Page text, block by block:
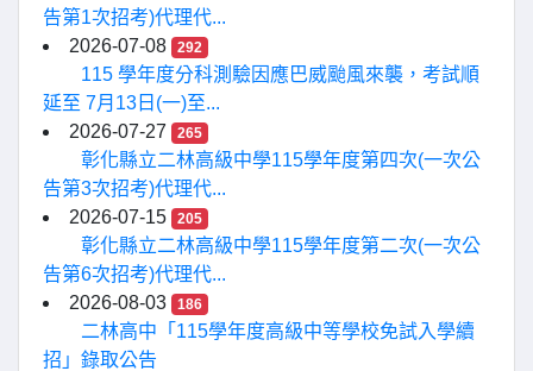
告第1次招考)代理代...
2026-07-08
292
115 學年度分科測驗因應巴威颱風來襲，考試順
延至 7月13日(一)至...
2026-07-27
265
彰化縣立二林高級中學115學年度第四次(一次公
告第3次招考)代理代...
2026-07-15
205
彰化縣立二林高級中學115學年度第二次(一次公
告第6次招考)代理代...
2026-08-03
186
二林高中「115學年度高級中等學校免試入學續
招」錄取公告